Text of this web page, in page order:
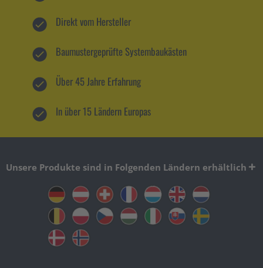
Direkt vom Hersteller
Baumustergeprüfte Systembaukästen
Über 45 Jahre Erfahrung
In über 15 Ländern Europas
Unsere Produkte sind in Folgenden Ländern erhältlich